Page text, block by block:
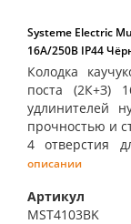
Systeme Electric
16А/250В IP44
Колодка
поста (2К+З)
удлинителей
прочностью и
4 отверстия
описании
Артикул
MST4103BK